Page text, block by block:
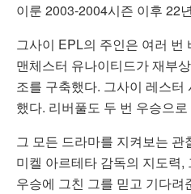
이룬 2003-2004시즌 이후 22
그사이 EPL의 주인은 여러 번
맨체스터 유나이티드가 재부
조를 구축했다. 그사이 레스
했다. 리버풀도 두 번 우승으
그 모든 드라마를 지켜보는
미켈 아르테타 감독의 지도력,
우승에 그친 그를 믿고 기다